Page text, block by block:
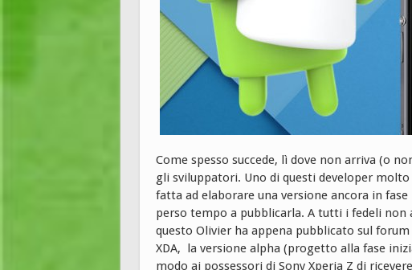
Come spesso succede, lì dove non arriva (o
gli sviluppatori. Uno di questi developer
fatta ad elaborare una versione ancora in fase
perso tempo a pubblicarla. A tutti i fedeli non
questo Olivier ha appena pubblicato sul
XDA, la versione alpha (progetto alla fase
modo ai possessori di Sony Xperia Z di